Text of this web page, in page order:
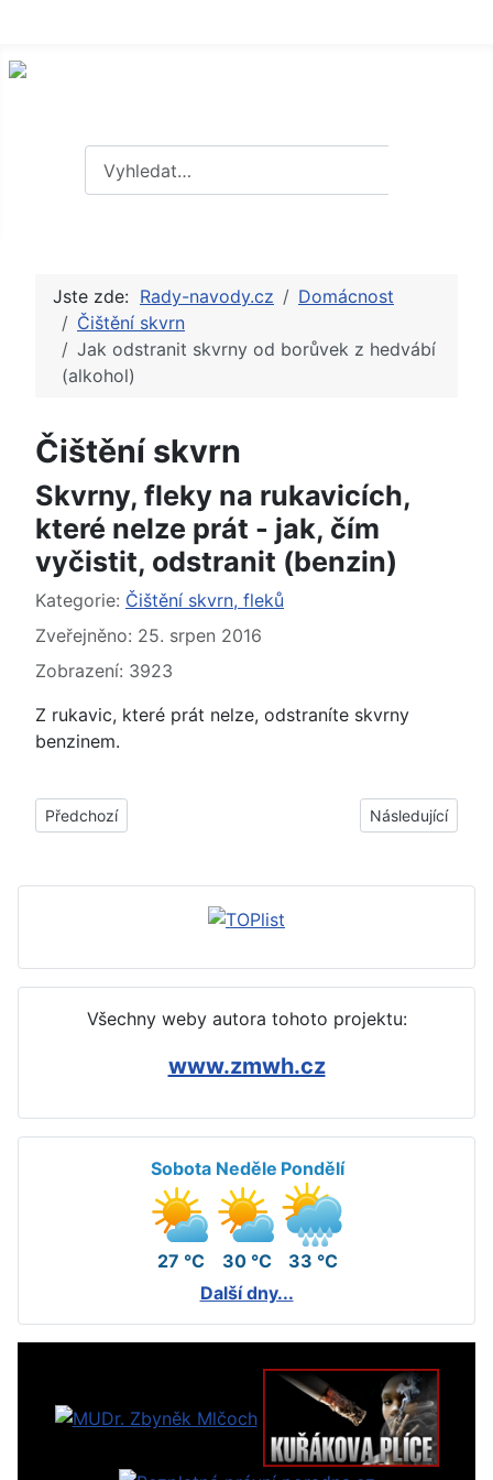
Jste zde: Rady-navody.cz
Domácnost
Čištění skvrn
Jak odstranit skvrny od borůvek z hedvábí
(alkohol)
Čištění skvrn
Skvrny, fleky na rukavicích,
které nelze prát - jak, čím
vyčistit, odstranit (benzin)
Základní údaje
Kategorie: Čištění skvrn, fleků
Zveřejněno: 25. srpen 2016
Zobrazení: 3923
Z rukavic, které prát nelze, odstraníte skvrny
benzinem.
Předchozí článek: Kožené bílé rukavice špinavé, zašlé - jak,
Předchozí Další článek:
Následující
Všechny weby autora tohoto projektu:
www.zmwh.cz
Sobota
27 °C
Neděle
30 °C
Pondělí
33 °C
Další dny...